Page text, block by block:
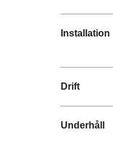
Installation
Drift
Underhåll